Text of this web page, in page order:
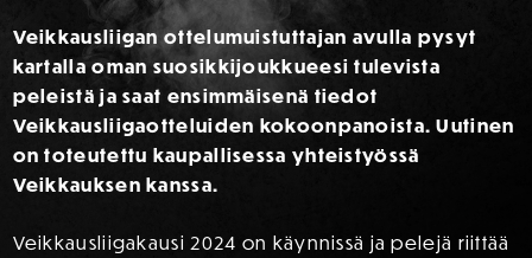
Veikkausliigan ottelumuistuttajan avulla pysyt
kartalla oman suosikkijoukkueesi tulevista
peleistä ja saat ensimmäisenä tiedot
Veikkausliigaotteluiden kokoonpanoista. Uutinen
on toteutettu kaupallisessa yhteistyössä
Veikkauksen kanssa.
Veikkausliigakausi 2024 on käynnissä ja pelejä riittää